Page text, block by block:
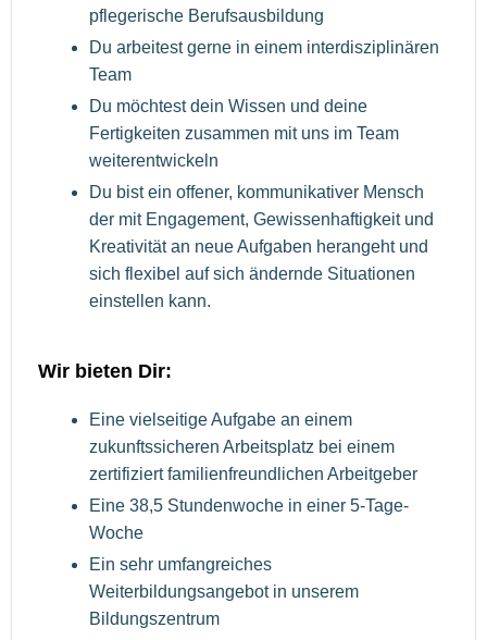
pflegerische Berufsausbildung
Du arbeitest gerne in einem interdisziplinären
Team
Du möchtest dein Wissen und deine
Fertigkeiten zusammen mit uns im Team
weiterentwickeln
Du bist ein offener, kommunikativer Mensch
der mit Engagement, Gewissenhaftigkeit und
Kreativität an neue Aufgaben herangeht und
sich flexibel auf sich ändernde Situationen
einstellen kann.
Wir bieten Dir:
Eine vielseitige Aufgabe an einem
zukunftssicheren Arbeitsplatz bei einem
zertifiziert familienfreundlichen Arbeitgeber
Eine 38,5 Stundenwoche in einer 5-Tage-
Woche
Ein sehr umfangreiches
Weiterbildungsangebot in unserem
Bildungszentrum